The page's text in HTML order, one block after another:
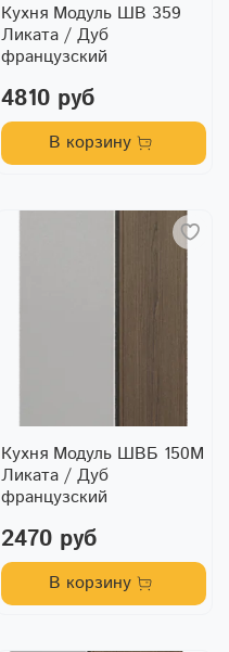
Кухня Модуль ШВ 359
Ликата / Дуб
французский
4810 руб
В корзину
Кухня Модуль ШВБ 150М
Ликата / Дуб
французский
2470 руб
В корзину